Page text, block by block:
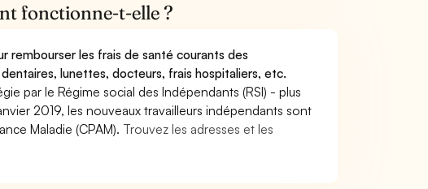
fonctionne-t-elle ?
rembourser les frais de santé courants des
lunettes, docteurs, frais hospitaliers, etc.
par le Régime social des Indépendants (RSI) - plus
2019, les nouveaux travailleurs indépendants sont
Maladie (CPAM). Trouvez les adresses et les